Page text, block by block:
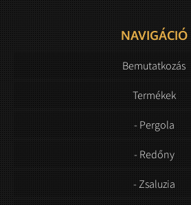
NAVIGÁCIÓ
Bemutatkozás
Termékek
- Pergola
- Redőny
- Zsaluzia